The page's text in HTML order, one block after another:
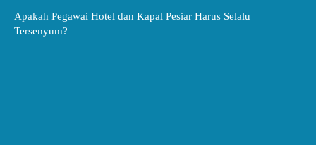
Apakah Pegawai Hotel dan Kapal Pesiar Harus Selalu
Tersenyum?